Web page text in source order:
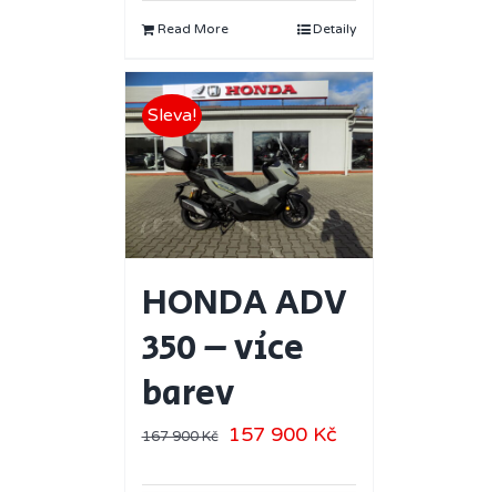
Read More Detaily
Sleva!
HONDA ADV
350 – více
barev
167 900Kč 157 900 Kč